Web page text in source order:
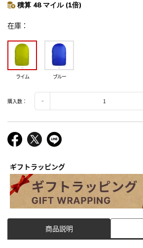
積算 48 マイル (1倍)
在庫
ライム ブルー
購入数：
ギフトラッピング
商品説明